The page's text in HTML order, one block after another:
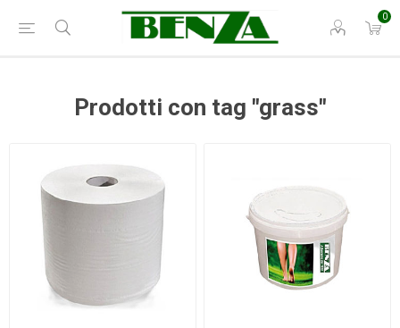
0
Prodotti con tag "grass"